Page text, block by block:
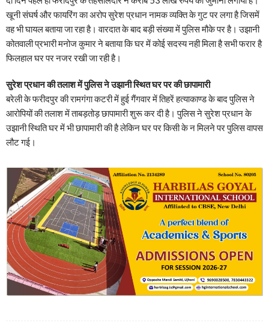
खूनी संघर्ष और फायरिंग का अरोप सुरेश प्रधान नामक व्यक्ति के गुट पर लगा है जिसमें
वह भी घायल बताया जा रहा है। वारदात के बाद बड़ी संख्या में पुलिस मौके पर है। उझानी
कोतवाली प्रभारी मनोज कुमार ने बताया कि घर में कोई सदस्य नही मिला है सभी फरार है
फिलहाल घर पर नजर रखी जा रही है।
सुरेश प्रधान की तलाश में पुलिस ने उझानी स्थित घर पर की छापामारी
बरेली के फरीदपुर की रामगंगा कटरी में हुई गैंगवार में तिहरें हत्याकाण्ड के बाद पुलिस ने
आरोपियों की तलाश में ताबड़तोड़ छापामारी शुरू कर दी है। पुलिस ने सुरेश प्रधान के
उझानी स्थिति घर में भी छापामारी की है लेकिन घर पर किसी के न मिलने पर पुलिस वापस
लौट गई।